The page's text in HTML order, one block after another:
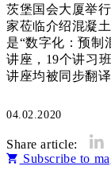
茨堡国会大厦举
家莅临介绍混凝
是“数字化：预制
讲座，19个讲习
讲座均被同步翻
04.02.2020
Share article:
Subscribe to